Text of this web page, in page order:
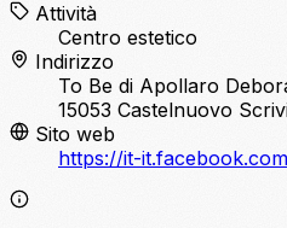
Attività
Centro estetico
Indirizzo
To Be di Apollaro
15053 Castelnuovo
Sito web
https://it-